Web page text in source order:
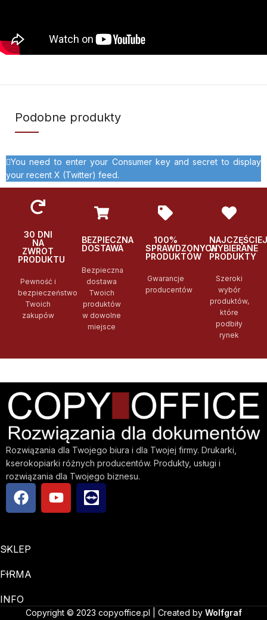
Podobne produkty
You need to enter your Consumer key and secret to display
your recent X (Twitter) feed.
30 DNI
NA
ZWROT
PRODUKTU
Pewność i
bezpieczeństwo
Twoich
zakupów
BEZPIECZNA
DOSTAWA
Bezpieczna
dostawa
Twoich
produktów
w dowolne
miejsce
100%
SPRAWDZONYCH
PRODUKTÓW
Gwarancje
producentów
NAJCZĘŚCIEJ
WYBIERANE
PRODUKTY
Szeroki
wybór
produktów,
które
podbiły
rynek
Rozwiązania dla Twojego biura i dla Twojej firmy. Drukarki,
kserokopiarki różnych producentów. Produkty, usługi i
rozwiązania dla Twojego biznesu.
SKLEP
FIRMA
INFO
Copyright © 2023 copyoffice.pl | Created by Wolfgraf